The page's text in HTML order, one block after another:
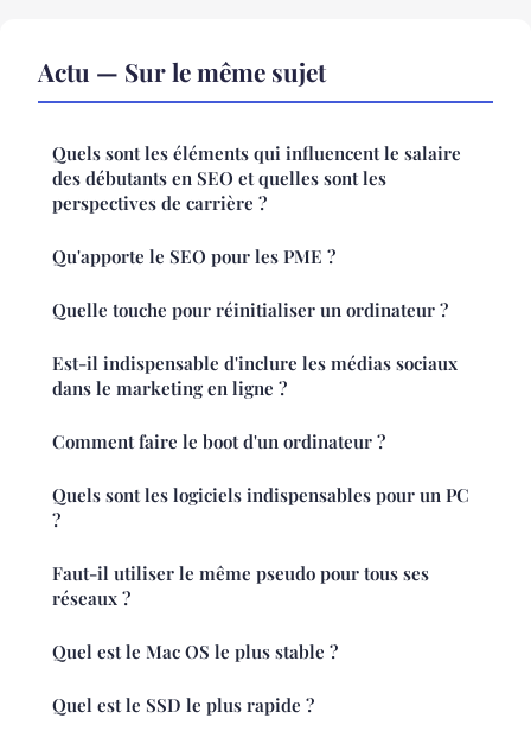
Actu — Sur le même sujet
Quels sont les éléments qui influencent le salaire
des débutants en SEO et quelles sont les
perspectives de carrière ?
Qu'apporte le SEO pour les PME ?
Quelle touche pour réinitialiser un ordinateur ?
Est-il indispensable d'inclure les médias sociaux
dans le marketing en ligne ?
Comment faire le boot d'un ordinateur ?
Quels sont les logiciels indispensables pour un PC
?
Faut-il utiliser le même pseudo pour tous ses
réseaux ?
Quel est le Mac OS le plus stable ?
Quel est le SSD le plus rapide ?